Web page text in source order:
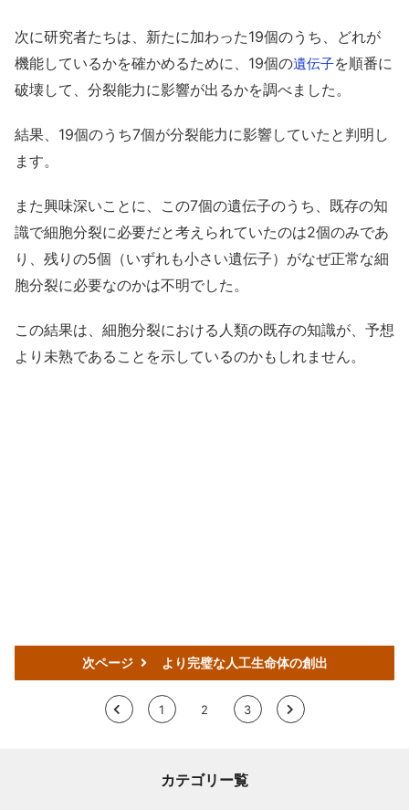
次に研究者たちは、新たに加わった19個のうち、どれが
機能しているかを確かめるために、19個の遺伝子を順番に
破壊して、分裂能力に影響が出るかを調べました。
結果、19個のうち7個が分裂能力に影響していたと判明し
ます。
また興味深いことに、この7個の遺伝子のうち、既存の知
識で細胞分裂に必要だと考えられていたのは2個のみであ
り、残りの5個（いずれも小さい遺伝子）がなぜ正常な細
胞分裂に必要なのかは不明でした。
この結果は、細胞分裂における人類の既存の知識が、予想
より未熟であることを示しているのかもしれません。
次ページ より完璧な人工生命体の創出
< 1 2 3 >
カテゴリー覧